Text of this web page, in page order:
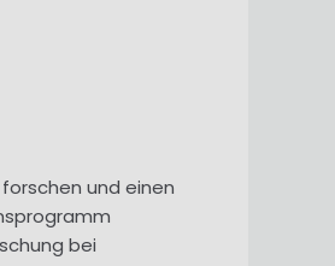
und einen
bei